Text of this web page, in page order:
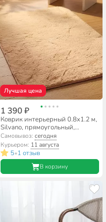
Лучшая цена
1 390 ₽
Коврик интерьерный 0.8х1.2 м,
Silvano, прямоугольный,
бежевый, искусственный мех,
Y4-11720
Самовывоз: сегодня
Курьером: 11 августа
5•1 отзыв
В корзину